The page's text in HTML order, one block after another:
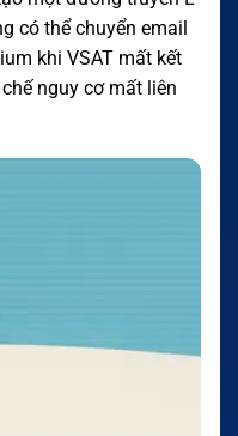
có thể chuyển email
khi VSAT mất kết
nguy cơ mất liên